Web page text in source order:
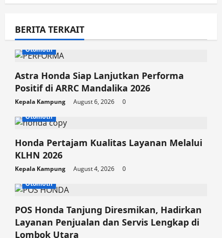
i
g
a
t
i
o
n
BERITA TERKAIT
Otomotif
Astra Honda Siap Lanjutkan Performa
Positif di ARRC Mandalika 2026
Kepala Kampung August 6, 2026
0
Otomotif
Honda Pertajam Kualitas Layanan Melalui
KLHN 2026
Kepala Kampung August 4, 2026
0
Otomotif
POS Honda Tanjung Diresmikan, Hadirkan
Layanan Penjualan dan Servis Lengkap di
Lombok Utara